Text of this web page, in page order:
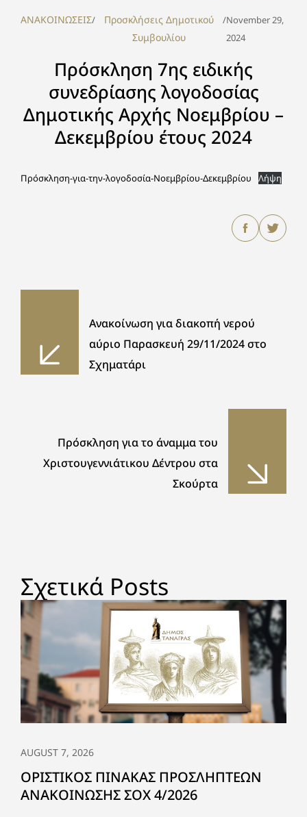
ΑΝΑΚΟΙΝΩΣΕΙΣ/
Προσκλήσεις Δημοτικού
Συμβουλίου
/November 29,
2024
Πρόσκληση 7ης ειδικής
συνεδρίασης λογοδοσίας
Δημοτικής Αρχής Νοεμβρίου –
Δεκεμβρίου έτους 2024
Πρόσκληση-για-την-λογοδοσία-Νοεμβρίου-Δεκεμβρίου Λήψη
Ανακοίνωση για διακοπή νερού
αύριο Παρασκευή 29/11/2024 στο
Σχηματάρι
Πρόσκληση για το άναμμα του
Χριστουγεννιάτικου Δέντρου στα
Σκούρτα
Σχετικά Posts
AUGUST 7, 2026
ΟΡΙΣΤΙΚΟΣ ΠΙΝΑΚΑΣ ΠΡΟΣΛΗΠΤΕΩΝ
ΑΝΑΚΟΙΝΩΣΗΣ ΣΟΧ 4/2026